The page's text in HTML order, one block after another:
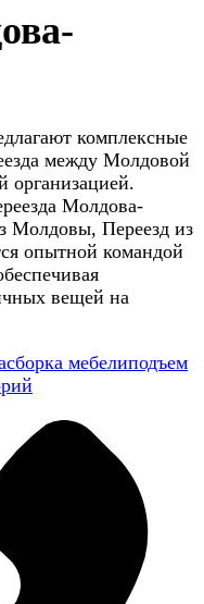
комплексные
между Молдовой
организацией.
Молдова-
Молдовы, Переезд из
опытной командой
вещей на
сборка мебелиподъем